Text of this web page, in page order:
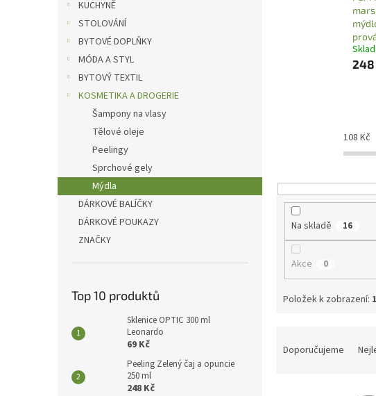
KUCHYNĚ
STOLOVÁNÍ
BYTOVÉ DOPLŇKY
MÓDA A STYL
BYTOVÝ TEXTIL
KOSMETIKA A DROGERIE
Šampony na vlasy
Tělové oleje
Peelingy
Sprchové gely
Mýdla
DÁRKOVÉ BALÍČKY
DÁRKOVÉ POUKAZY
ZNAČKY
Top 10 produktů
Sklenice OPTIC 300 ml
Leonardo
69 Kč
Peeling Zelený čaj a opuncie
250 ml
248 Kč
248
108 Kč
Na skladě 16
Akce 0
Položek k zobrazení:
Doporučujeme